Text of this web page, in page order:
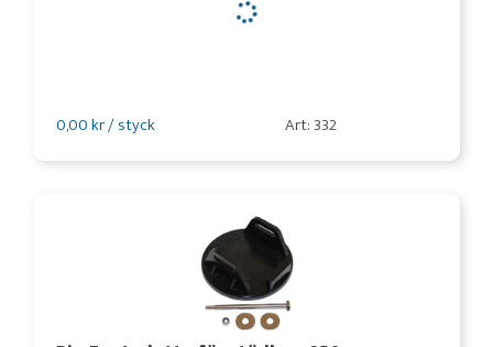
0,00 kr / styck Art: 332